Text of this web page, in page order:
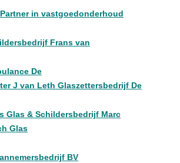
in vastgoedonderhoud
Frans van
De
J van Leth Glaszettersbedrijf De
Glas & Schildersbedrijf Marc
Glas
BV